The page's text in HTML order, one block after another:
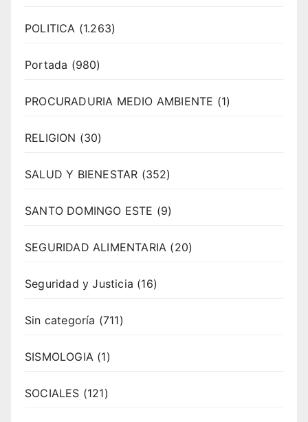
POLITICA (1.263)
Portada (980)
PROCURADURIA MEDIO AMBIENTE (1)
RELIGION (30)
SALUD Y BIENESTAR (352)
SANTO DOMINGO ESTE (9)
SEGURIDAD ALIMENTARIA (20)
Seguridad y Justicia (16)
Sin categoría (711)
SISMOLOGIA (1)
SOCIALES (121)